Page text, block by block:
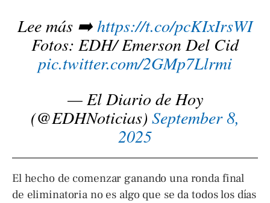
Lee más ➡️https://t.co/pcKIxIrsWI
Fotos: EDH/ Emerson Del Cid
pic.twitter.com/2GMp7Llrmi
— El Diario de Hoy
(@EDHNoticias) September 8,
2025
El hecho de comenzar ganando una ronda final
de eliminatoria no es algo que se da todos los días